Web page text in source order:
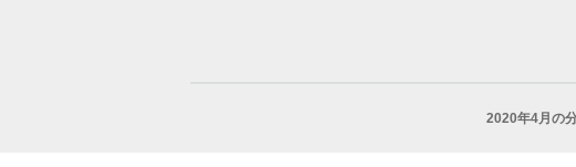
2020年4月の